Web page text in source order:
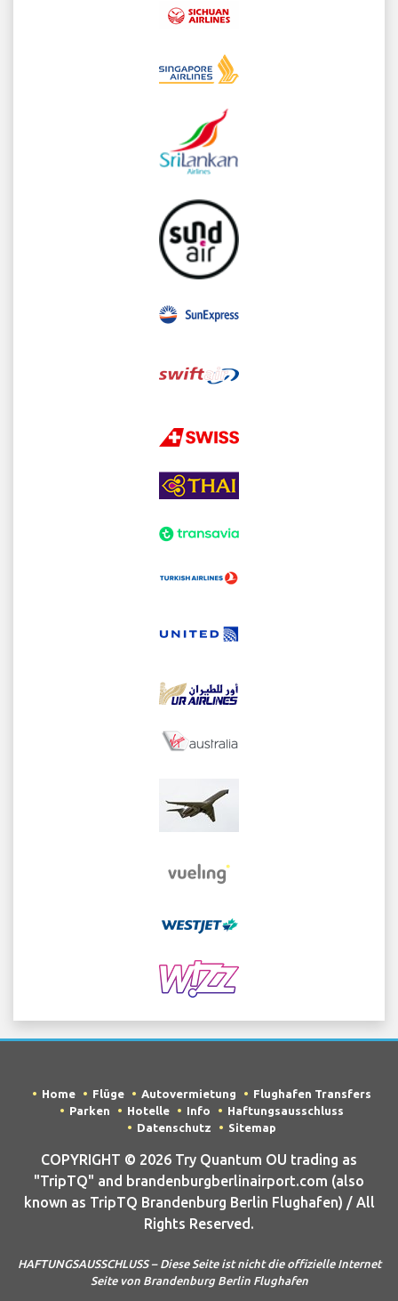
Home Flüge Autovermietung
Flughafen Transfers
Parken
Hotelle Info
Haftungsausschluss
Datenschutz
Sitemap
COPYRIGHT © 2026 Try Quantum OU trading as
"TripTQ" and brandenburgberlinairport.com (also
known as TripTQ Brandenburg Berlin Flughafen) / All
Rights Reserved.
HAFTUNGSAUSSCHLUSS – Diese Seite ist nicht die offizielle Internet
Seite von Brandenburg Berlin Flughafen